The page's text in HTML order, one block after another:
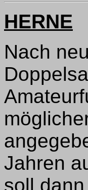
HERNE
Nach
Jahren
soll